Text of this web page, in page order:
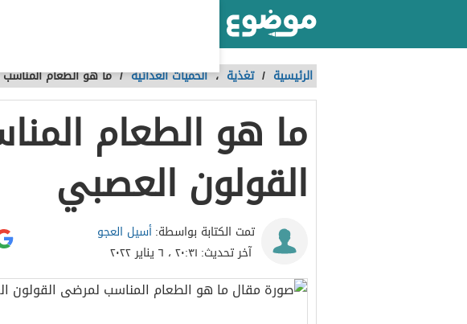
الرئيسية / تغذية ،الحميات الغذائية /ما هو الطعام
ما هو الطعام
القولون العصبي
تمت الكتابة بواسطة:أسيل العجو
آخر تحديث: ٢٠:٣١ ، ٦ يناير ٢٠٢٢